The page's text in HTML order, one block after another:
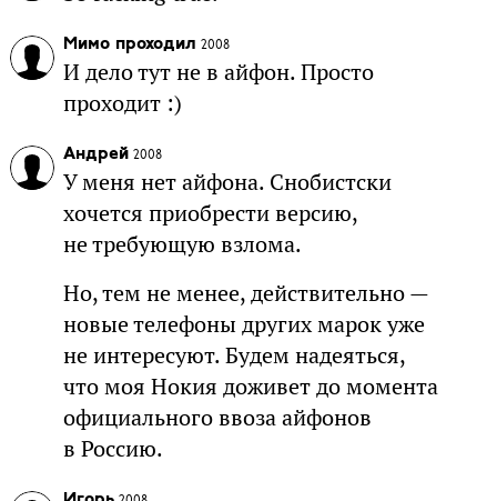
Мимо проходил 2008
И дело тут не в айфон. Просто
проходит :)
Андрей 2008
У меня нет айфона. Снобистски
хочется приобрести версию,
не требующую взлома.
Но, тем не менее, действительно —
новые телефоны других марок уже
не интересуют. Будем надеяться,
что моя Нокия доживет до момента
официального ввоза айфонов
в Россию.